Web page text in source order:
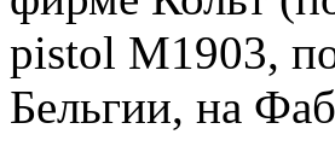
pistol M1903,
Бельгии, на